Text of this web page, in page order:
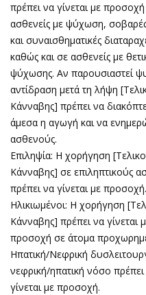
πρέπει να γίνεται με
ασθενείς με ψύχωση,
και συναισθηματικές
καθώς και σε ασθενείς με
ψύχωσης. Αν παρουσιαστεί
αντίδραση μετά τη λήψη
Κάνναβης] πρέπει να
άμεσα η αγωγή και να
ασθενούς.
Επιληψία: Η χορήγηση
Κάνναβης] σε επιληπτικούς
πρέπει να γίνεται με προσοχή.
Ηλικιωμένοι: Η χορήγηση
Κάνναβης] πρέπει να γίνεται
προσοχή σε άτομα
Ηπατική/Νεφρική
νεφρική/ηπατική νόσο
γίνεται με προσοχή.